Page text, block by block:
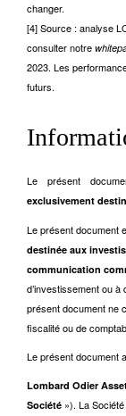
changer.
[4] Source : analyse
consulter notre
2023. Les
futurs.
Le présent
exclusivement
Le présent document
destinée aux
communication
d’investissement ou
présent document ne
fiscalité ou de
Le présent document
Lombard Odier
Société »). La